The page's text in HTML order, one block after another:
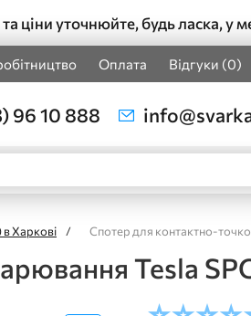
та ціни уточнюйте, будь ласка, у
Оплата Відгуки (0)
96 10 888
Харкові / Спотер для контактно-
Tesla